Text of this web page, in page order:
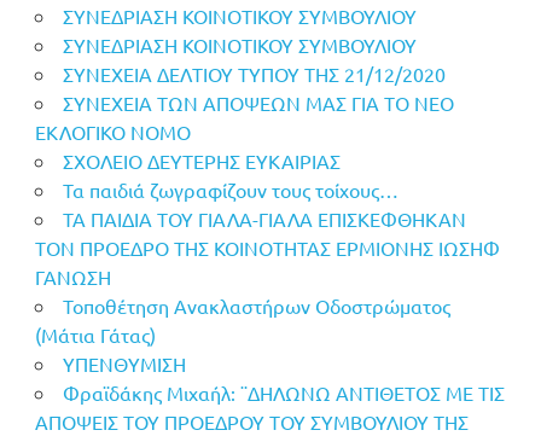
ΣΥΝΕΔΡΙΑΣΗ ΚΟΙΝΟΤΙΚΟΥ ΣΥΜΒΟΥΛΙΟΥ
ΣΥΝΕΔΡΙΑΣΗ ΚΟΙΝΟΤΙΚΟΥ ΣΥΜΒΟΥΛΙΟΥ
ΣΥΝΕΧΕΙΑ ΔΕΛΤΙΟΥ ΤΥΠΟΥ ΤΗΣ 21/12/2020
ΣΥΝΕΧΕΙΑ ΤΩΝ ΑΠΟΨΕΩΝ ΜΑΣ ΓΙΑ ΤΟ ΝΕΟ
ΕΚΛΟΓΙΚΟ ΝΟΜΟ
ΣΧΟΛΕΙΟ ΔΕΥΤΕΡΗΣ ΕΥΚΑΙΡΙΑΣ
Τα παιδιά ζωγραφίζουν τους τοίχους…
ΤΑ ΠΑΙΔΙΑ ΤΟΥ ΓΙΑΛΑ-ΓΙΑΛΑ ΕΠΙΣΚΕΦΘΗΚΑΝ
ΤΟΝ ΠΡΟΕΔΡΟ ΤΗΣ ΚΟΙΝΟΤΗΤΑΣ ΕΡΜΙΟΝΗΣ ΙΩΣΗΦ
ΓΑΝΩΣΗ
Τοποθέτηση Ανακλαστήρων Οδοστρώματος
(Μάτια Γάτας)
ΥΠΕΝΘΥΜΙΣΗ
Φραϊδάκης Μιχαήλ: ¨ΔΗΛΩΝΩ ΑΝΤΙΘΕΤΟΣ ΜΕ ΤΙΣ
ΑΠΟΨΕΙΣ ΤΟΥ ΠΡΟΕΔΡΟΥ ΤΟΥ ΣΥΜΒΟΥΛΙΟΥ ΤΗΣ